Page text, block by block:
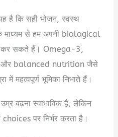
है कि सही भोजन, स्वस्थ
से हम अपनी biological
कर सकते हैं। Omega-3,
balanced nutrition जैसे
महत्वपूर्ण भूमिका निभाते हैं।
बढ़ना स्वाभाविक है, लेकिन
choices पर निर्भर करता है।